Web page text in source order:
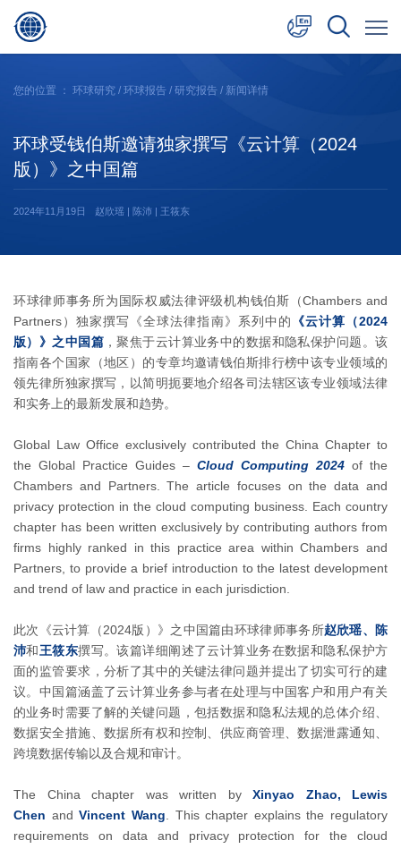
日本語
您的位置 ： 环球研究 / 环球报告 / 研究报告 / 新闻详情
环球受钱伯斯邀请独家撰写《云计算（2024
版）》之中国篇
2024年11月19日 赵欣瑶 | 陈沛 | 王筱东
环球律师事务所为国际权威法律评级机构钱伯斯（Chambers and
Partners）独家撰写《全球法律指南》系列中的
《云计算（2024
版）》之中国篇 ，聚焦于云计算业务中的数据和隐私保护问题。该
指南各个国家（地区）的专章均邀请钱伯斯排行榜中该专业领域的
领先律所独家撰写，以简明扼要地介绍各司法辖区该专业领域法律
和实务上的最新发展和趋势。
Global Law Office exclusively contributed the China Chapter to
the Global Practice Guides – Cloud Computing 2024 of the
Chambers and Partners. The article focuses on the data and
privacy protection in the cloud computing business. Each country
chapter has been written exclusively by contributing authors from
firms highly ranked in this practice area within Chambers and
Partners, to provide a brief introduction to the latest development
and trend of law and practice in each jurisdiction.
此次《云计算（2024版）》之中国篇由环球律师事务所赵欣瑶、陈
沛和王筱东撰写。该篇详细阐述了云计算业务在数据和隐私保护方
面的监管要求，分析了其中的关键法律问题并提出了切实可行的建
议。中国篇涵盖了云计算业务参与者在处理与中国客户和用户有关
的业务时需要了解的关键问题，包括数据和隐私法规的总体介绍、
数据安全措施、数据所有权和控制、供应商管理、数据泄露通知、
跨境数据传输以及合规和审计。
The China chapter was written by Xinyao Zhao, Lewis
Chen andVincent Wang . This chapter explains the regulatory
requirements on data and privacy protection for the cloud